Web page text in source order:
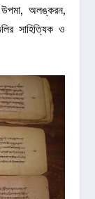
উপমা, অলঙ্করন,
সাহিত্যিক ও